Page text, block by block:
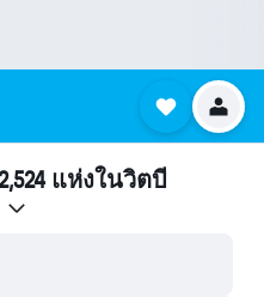
แห่งในวิตบี